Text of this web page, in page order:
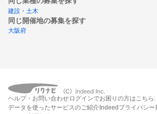
建設・土木
同じ開催地の募集を探す
大阪府
エントリーするとプログラムの詳
受け取れるようになります
ヘルプ・お問い合わせ ログインでお困りの方はこちら
データを使ったサービスのご紹介 Indeedプライバシー